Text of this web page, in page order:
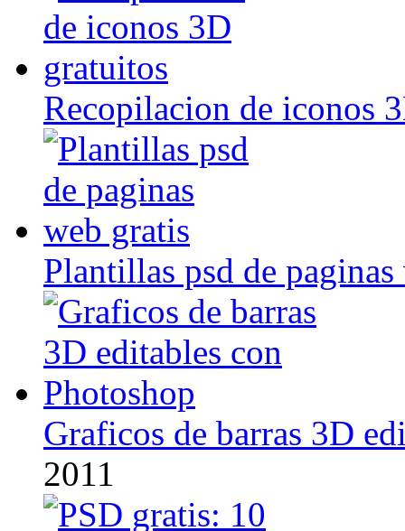
Recopilacion de iconos
Plantillas psd de
Graficos de barras 3D
2011